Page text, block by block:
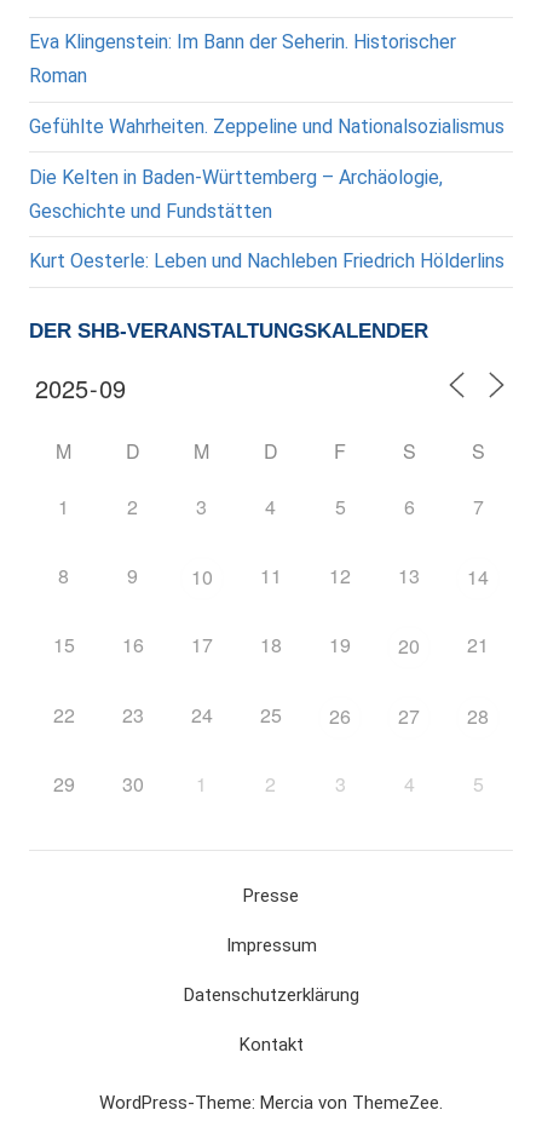
Eva Klingenstein: Im Bann der Seherin. Historischer
Roman
Gefühlte Wahrheiten. Zeppeline und Nationalsozialismus
Die Kelten in Baden-Württemberg – Archäologie,
Geschichte und Fundstätten
Kurt Oesterle: Leben und Nachleben Friedrich Hölderlins
DER SHB-VERANSTALTUNGSKALENDER
M D M D F S S
1 2 3 4 5 6 7
8 9 10 11 12 13 14
15 16 17 18 19 20 21
22 23 24 25 26 27 28
29 30 1 2 3 4 5
Presse
Impressum
Datenschutzerklärung
Kontakt
WordPress-Theme: Mercia von ThemeZee.